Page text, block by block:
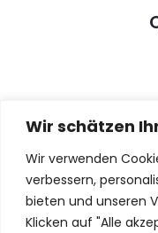
Wir schätzen
Wir verwenden
verbessern,
bieten und unseren
Klicken auf "Alle